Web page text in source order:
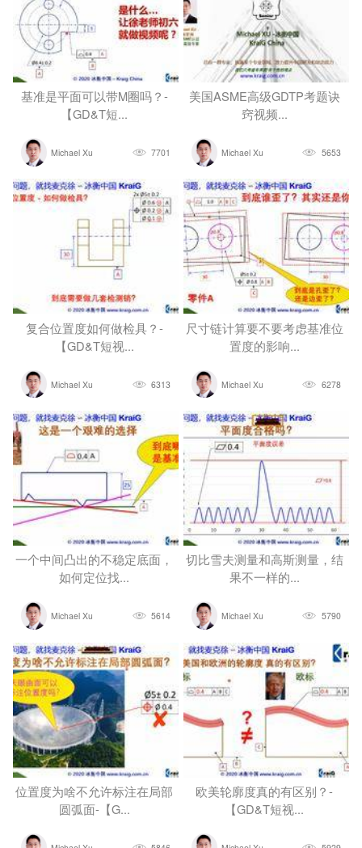
基准是平面可以带M圈吗？-
【GD&T短...
Michael Xu 7701
美国ASME高级GDTP考题诀
窍视频...
Michael Xu 5653
复合位置度如何做检具？-
【GD&T短视...
Michael Xu 6313
尺寸链计算要不要考虑基准位
置度的影响...
Michael Xu 6278
一个中间凸出的不稳定底面，
如何定位找...
Michael Xu 5614
切比雪夫测量和高斯测量，结
果不一样的...
Michael Xu 5790
位置度为啥不允许标注在局部
圆弧面-【G...
欧美轮廓度真的有区别？-
【GD&T短视...